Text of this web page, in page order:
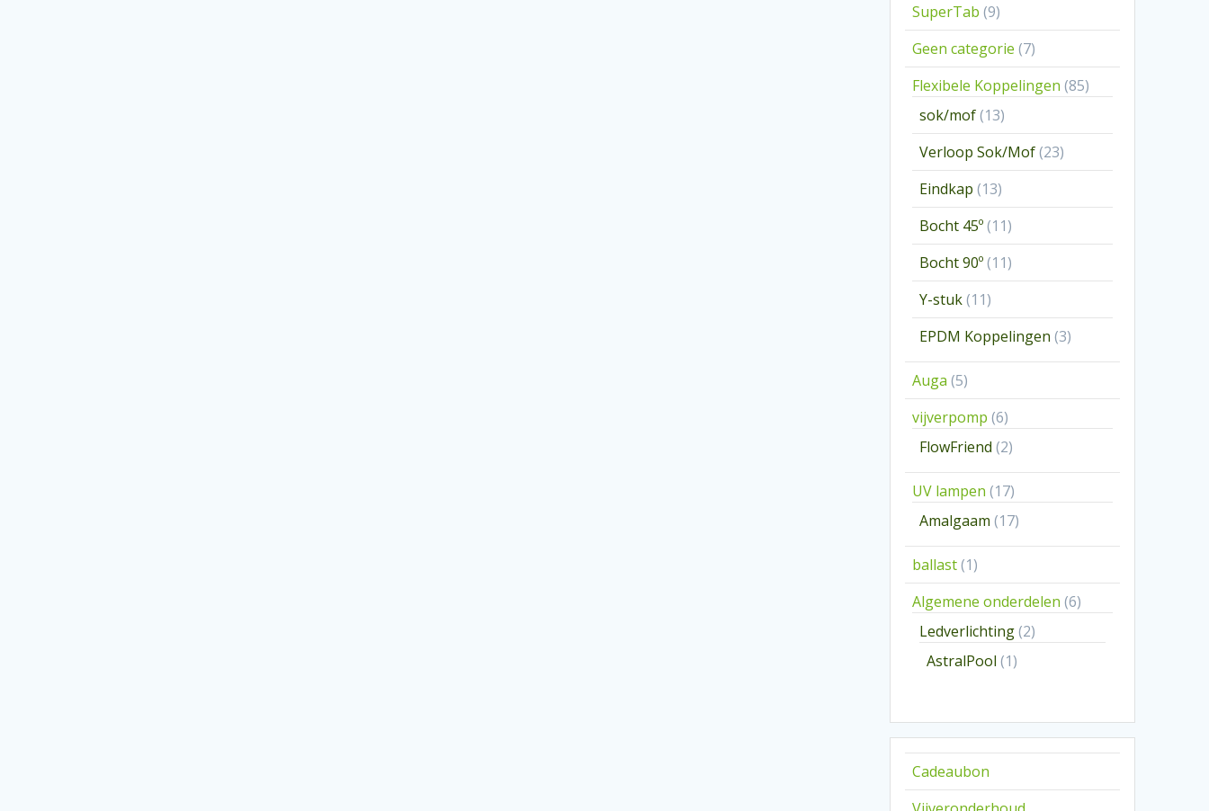
SuperTab 99
producten
Geen categorie 77
producten
Flexibele Koppelingen 8585
sok/mof 1313
producten
Verloop Sok/Mof 2323
producten
Eindkap 1313
producten
Bocht 45º 1111
producten
Bocht 90º 1111
producten
Y-stuk 1111
producten
EPDM Koppelingen 33
producten
Auga 55
producten
vijverpomp 66
producten
FlowFriend 22
producten
UV lampen 1717
producten
Amalgaam 1717
producten
ballast 11
product
Algemene onderdelen 66
Ledverlichting 22
AstralPool 11
Cadeaubon